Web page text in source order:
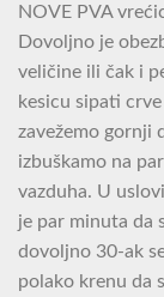
NOVE PVA
Dovoljno je
veličine ili čak i
kesicu sipati
zavežemo gornji
izbuškamo na
vazduha. U
je par minuta da
dovoljno 30-ak
polako krenu da